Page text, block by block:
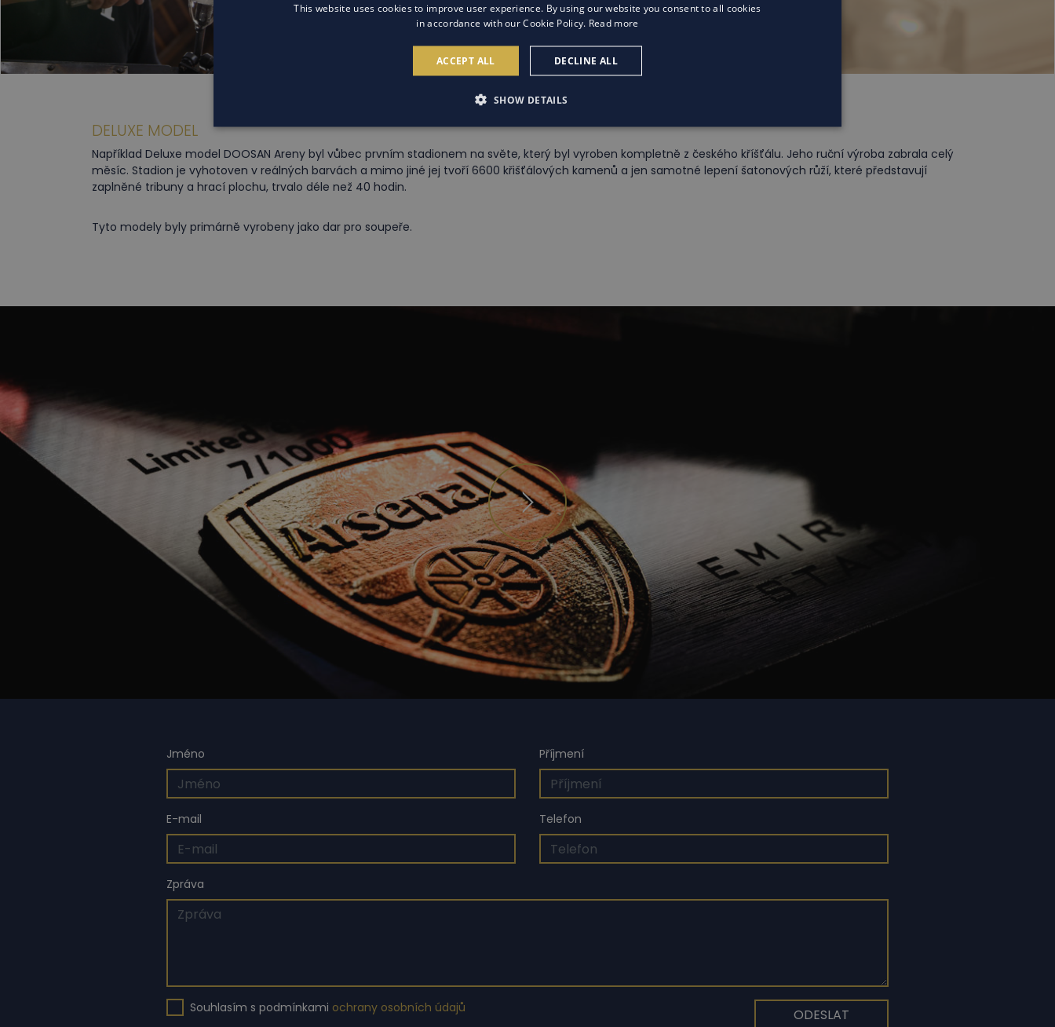
DELUXE MODEL
Například Deluxe model DOOSAN Areny byl vůbec prvním stadionem na světe, který byl vyroben kompletně z českého kříšťálu. Jeho ruční výroba zabrala celý
měsíc. Stadion je vyhotoven v reálných barvách a mimo jiné jej tvoří 6600 křišťálových kamenů a jen samotné lepení šatonových růží, které představují
zaplněné tribuny a hrací plochu, trvalo déle než 40 hodin.
Tyto modely byly primárně vyrobeny jako dar pro soupeře.
Jméno Příjmení
E-mail Telefon
Zpráva
Souhlasím s podmínkami ochrany osobních údajů ODESLAT
This website uses cookies to improve user experience. By using our website you consent to all cookies
in accordance with our Cookie Policy. Read more
ACCEPT ALL DECLINE ALL
SHOW DETAILS